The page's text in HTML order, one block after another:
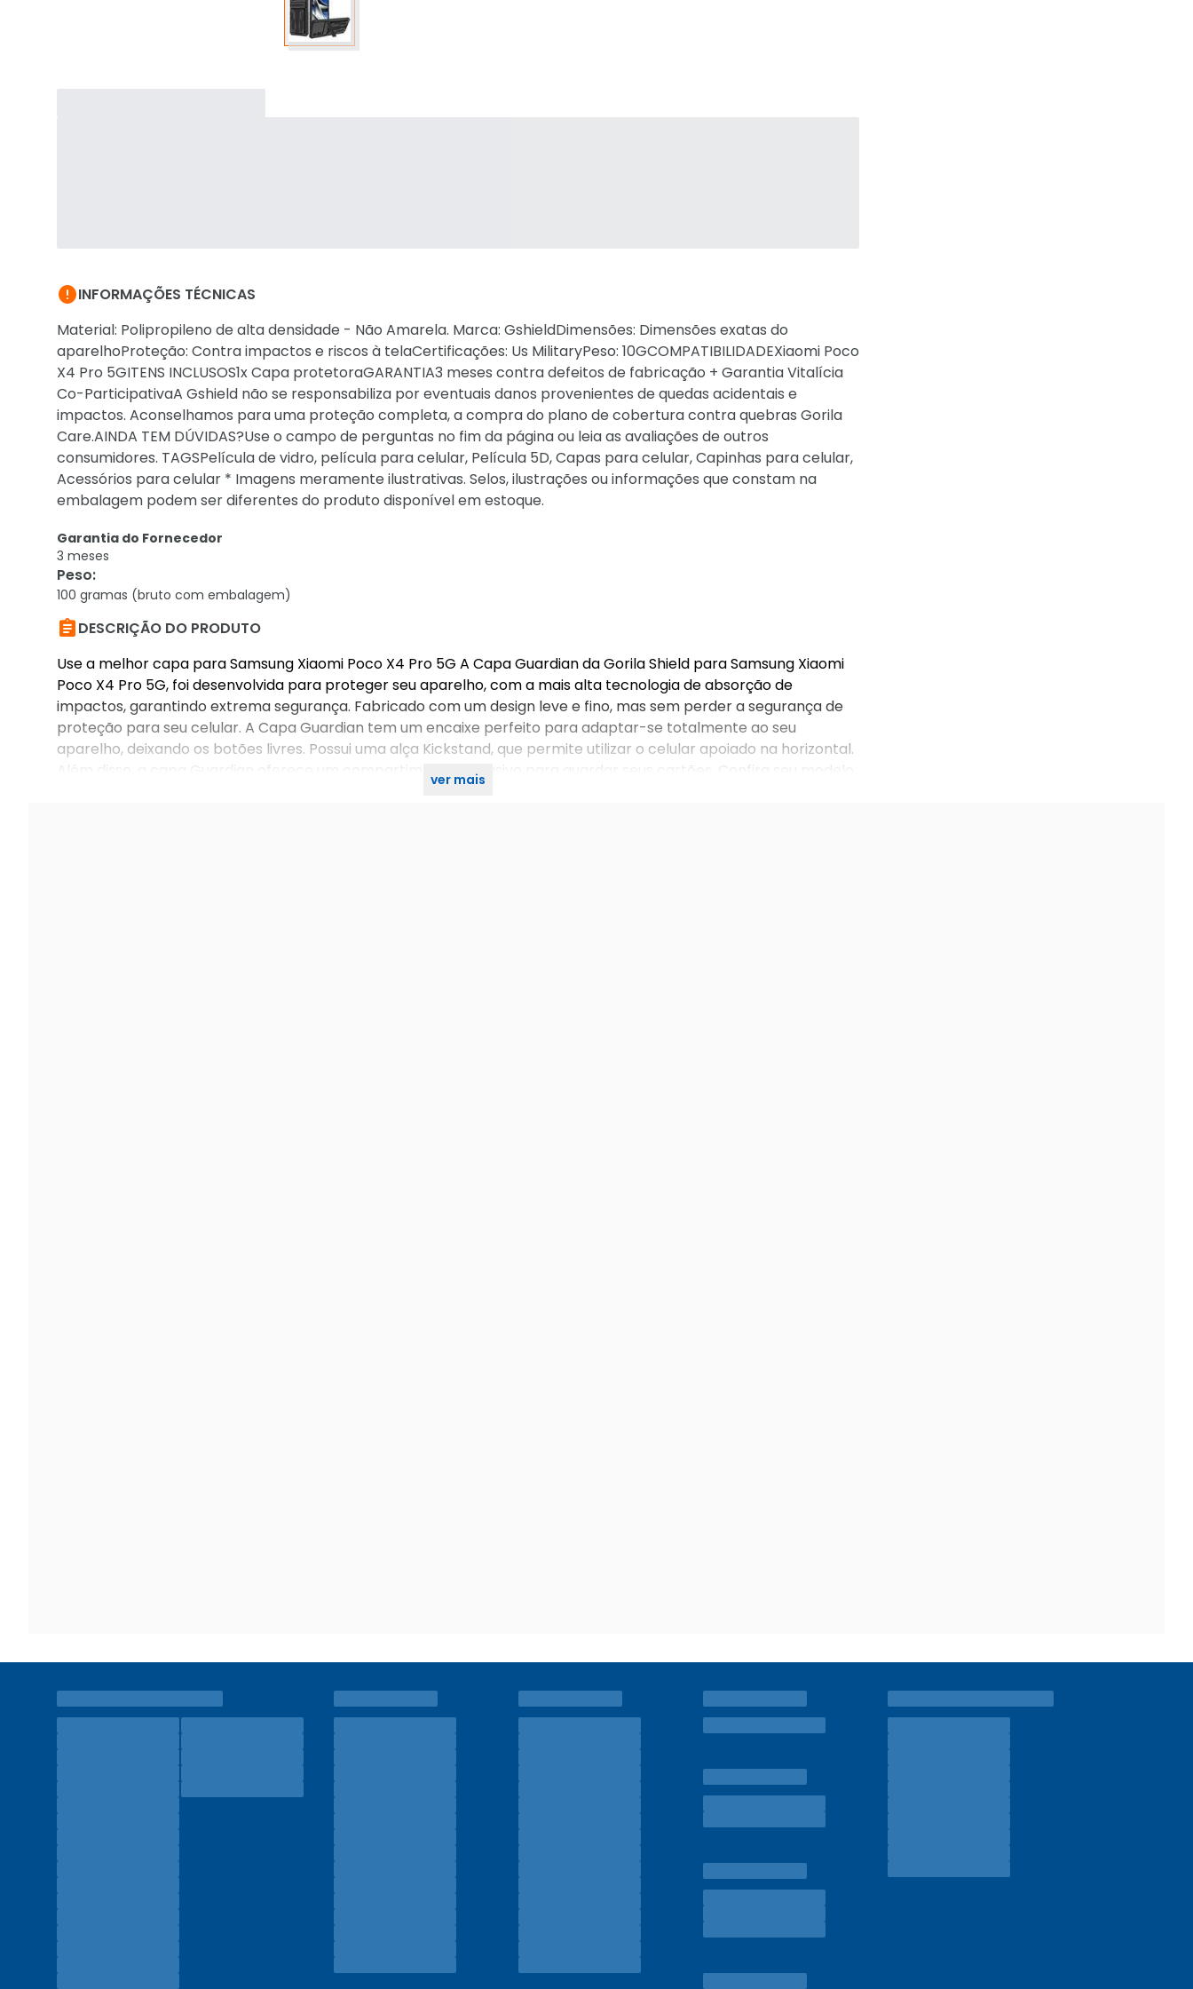
INFORMAÇÕES TÉCNICAS
Material: Polipropileno de alta densidade - Não Amarela. Marca: GshieldDimensões: Dimensões exatas do
aparelhoProteção: Contra impactos e riscos à telaCertificações: Us MilitaryPeso: 10GCOMPATIBILIDADEXiaomi Poco
X4 Pro 5GITENS INCLUSOS1x Capa protetoraGARANTIA3 meses contra defeitos de fabricação + Garantia Vitalícia
Co-ParticipativaA Gshield não se responsabiliza por eventuais danos provenientes de quedas acidentais e
impactos. Aconselhamos para uma proteção completa, a compra do plano de cobertura contra quebras Gorila
Care.AINDA TEM DÚVIDAS?Use o campo de perguntas no fim da página ou leia as avaliações de outros
consumidores. TAGSPelícula de vidro, película para celular, Película 5D, Capas para celular, Capinhas para celular,
Acessórios para celular * Imagens meramente ilustrativas. Selos, ilustrações ou informações que constam na
embalagem podem ser diferentes do produto disponível em estoque.
Garantia do Fornecedor
3 meses
Peso:
100 gramas (bruto com embalagem)
DESCRIÇÃO DO PRODUTO
Use a melhor capa para Samsung Xiaomi Poco X4 Pro 5G A Capa Guardian da Gorila Shield para Samsung Xiaomi
Poco X4 Pro 5G, foi desenvolvida para proteger seu aparelho, com a mais alta tecnologia de absorção de
impactos, garantindo extrema segurança. Fabricado com um design leve e fino, mas sem perder a segurança de
proteção para seu celular. A Capa Guardian tem um encaixe perfeito para adaptar-se totalmente ao seu
aparelho, deixando os botões livres. Possui uma alça Kickstand, que permite utilizar o celular apoiado na horizontal.
Além disso, a capa Guardian oferece um compartimento exclusivo para guardar seus cartões. Confira seu modelo
ver mais